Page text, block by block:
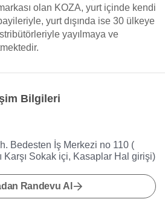
olan KOZA, yurt içinde kendi
yurt dışında ise 30 ülkeye
yayılmaya ve
Bilgileri
Bedesten İş Merkezi no 110 (
Karşı Sokak içi, Kasaplar Hal girişi)
Randevu Al